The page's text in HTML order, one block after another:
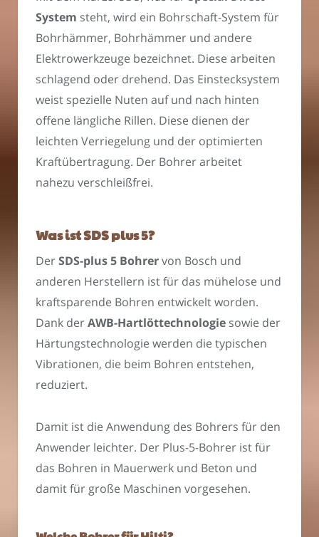
System steht, wird ein Bohrschaft-System für
Bohrhämmer, Bohrhämmer und andere
Elektrowerkzeuge bezeichnet. Diese arbeiten
schlagend oder drehend. Das Einstecksystem
weist spezielle Nuten auf und nach hinten
offene längliche Rillen. Diese dienen der
leichten Verriegelung und der optimierten
Kraftübertragung. Der Bohrer arbeitet
nahezu verschleißfrei.
Was ist SDS plus 5?
DerSDS-plus 5 Bohrervon Bosch und
anderen Herstellern ist für das mühelose und
kraftsparende Bohren entwickelt worden.
Dank derAWB-Hartlöttechnologie sowie der
Härtungstechnologie werden die typischen
Vibrationen, die beim Bohren entstehen,
reduziert.
Damit ist die Anwendung des Bohrers für den
Anwender leichter. Der Plus-5-Bohrer ist für
das Bohren in Mauerwerk und Beton und
damit für große Maschinen vorgesehen.